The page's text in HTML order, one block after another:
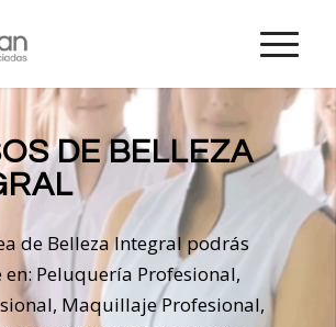
DE BELLEZA
de Belleza Integral podrás
Peluquería Profesional,
Maquillaje Profesional,